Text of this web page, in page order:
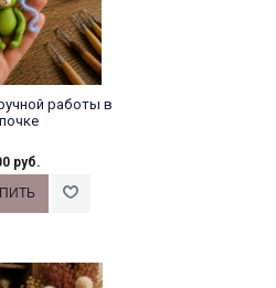
работы в
руб.